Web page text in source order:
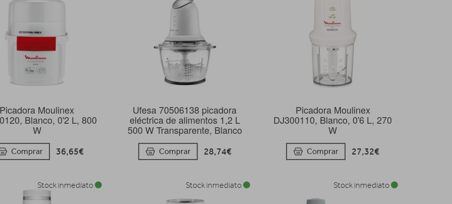
Picadora Moulinex
Blanco, 0'2 L, 800
W
Comprar 36,65€
Ufesa 70506138 picadora
eléctrica de alimentos 1,2 L
500 W Transparente, Blanco
Comprar 28,74€
Picadora Moulinex
DJ300110, Blanco, 0'6 L, 270
W
Comprar 27,32€
Stock inmediato Stock inmediato Stock inmediato